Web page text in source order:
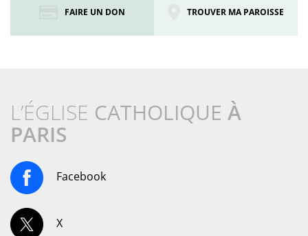
FAIRE UN DON TROUVER MA PAROISSE
L’ÉGLISE CATHOLIQUE À
PARIS
Facebook
X